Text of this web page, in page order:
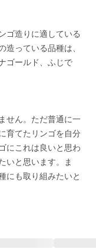
ゴ造りに適している
造っている品種は、
ゴールド、ふじで
せん。ただ普通に一
育てたリンゴを自分
にこれは良いと思わ
いと思います。ま
にも取り組みたいと